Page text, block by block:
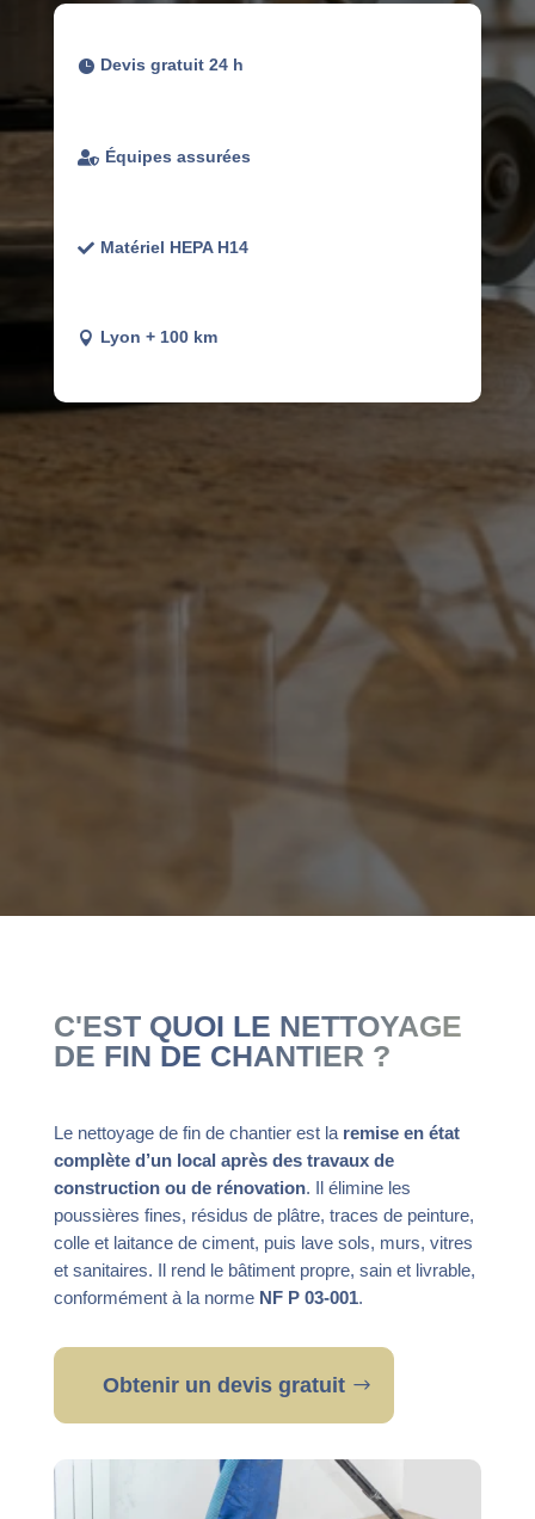
 Devis gratuit 24 h
 Équipes assurées
 Matériel HEPA H14
 Lyon + 100 km
C'EST QUOI LE NETTOYAGE
DE FIN DE CHANTIER ?
Le nettoyage de fin de chantier est la remise en état
complète d’un local après des travaux de
construction ou de rénovation. Il élimine les
poussières fines, résidus de plâtre, traces de peinture,
colle et laitance de ciment, puis lave sols, murs, vitres
et sanitaires. Il rend le bâtiment propre, sain et livrable,
conformément à la norme NF P 03-001.
Obtenir un devis gratuit